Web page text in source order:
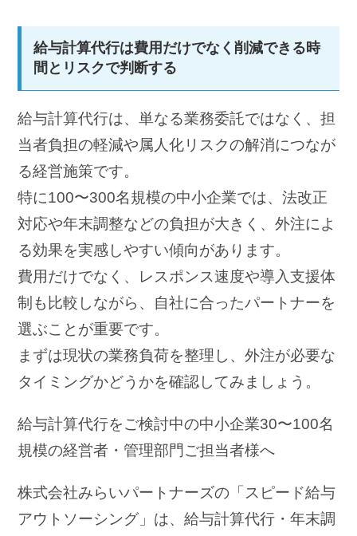
給与計算代行は費用だけでなく削減できる時
間とリスクで判断する
給与計算代行は、単なる業務委託ではなく、担
当者負担の軽減や属人化リスクの解消につなが
る経営施策です。
特に100〜300名規模の中小企業では、法改正
対応や年末調整などの負担が大きく、外注によ
る効果を実感しやすい傾向があります。
費用だけでなく、レスポンス速度や導入支援体
制も比較しながら、自社に合ったパートナーを
選ぶことが重要です。
まずは現状の業務負荷を整理し、外注が必要な
タイミングかどうかを確認してみましょう。
給与計算代行をご検討中の中小企業30〜100名
規模の経営者・管理部門ご担当者様へ
株式会社みらいパートナーズの「スピード給与
アウトソーシング」は、給与計算代行・年末調